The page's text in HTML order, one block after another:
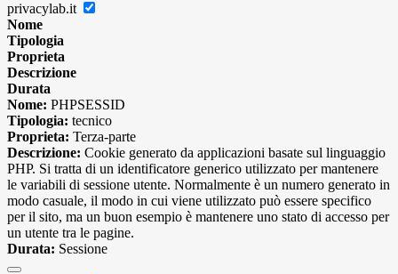
privacylab.it
Nome
Tipologia
Proprieta
Descrizione
Durata
Nome: PHPSESSID
Tipologia: tecnico
Proprieta: Terza-parte
Descrizione: Cookie generato da applicazioni basate sul linguaggio
PHP. Si tratta di un identificatore generico utilizzato per mantenere
le variabili di sessione utente. Normalmente è un numero generato in
modo casuale, il modo in cui viene utilizzato può essere specifico
per il sito, ma un buon esempio è mantenere uno stato di accesso per
un utente tra le pagine.
Durata: Sessione